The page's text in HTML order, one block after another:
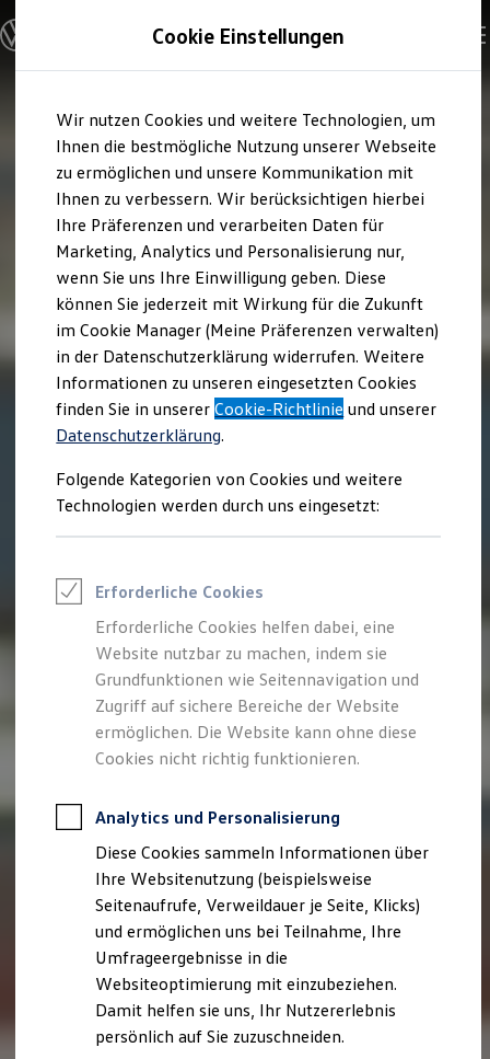
Hauptinhalt
springen
Footer
springen
Modelle und Konfigurator
Konfigurator
Modelle vergleichen
Elektroautos
ENERGY Sondermodelle
Nutzfahrzeuge
SUV und CUV
Familienautos
Kombis
Kompaktwagen
Sportwagen
Schnell verfügbare Fahrzeuge
Angebote und Produkte
Aktuelle Angebote
E-Auto-Förderung
Volkswagen Marktplatz
Die ENERGY Sondermodelle
Junge Gebrauchtwagen und Gebrauchtwagen
Volkswagen Zertifizierte Gebrauchtwagen
Elektromobilität bei Gebrauchtwagen
Saisonangebote
Reifenpakete
Leasing
Leasing-Angebote
Elektroauto Leasing
Kleinwagen-Leasing
Leasing ohne Anzahlung
Finanzierung
Autokredit mit Schlussrate
Versicherungen und Garantien
Kfz-Versicherung
Restschuldversicherungen
Garantien
Professional Class bei Volkswagen
Behörden
Direktkunden
Sonderfahrzeuge
Anpfiff zum Gewinn
Elektromobilität
Elektroautos
ID. Tutorials
Elektrofahrzeugkonzepte
ID. EVERY1
Reichweite
Cookie Einstellungen
Wir nutzen Cookies und weitere Technologien, um
Ihnen die bestmögliche Nutzung unserer Webseite
zu ermöglichen und unsere Kommunikation mit
Ihnen zu verbessern. Wir berücksichtigen hierbei
Ihre Präferenzen und verarbeiten Daten für
Marketing, Analytics und Personalisierung nur,
wenn Sie uns Ihre Einwilligung geben. Diese
können Sie jederzeit mit Wirkung für die Zukunft
im Cookie Manager (Meine Präferenzen verwalten)
in der Datenschutzerklärung widerrufen. Weitere
Informationen zu unseren eingesetzten Cookies
finden Sie in unsererCookie-Richtlinie und unserer
Datenschutzerklärung.
Folgende Kategorien von Cookies und weitere
Technologien werden durch uns eingesetzt:
Erforderliche Cookies
Erforderliche Cookies helfen dabei, eine
Website nutzbar zu machen, indem sie
Grundfunktionen wie Seitennavigation und
Zugriff auf sichere Bereiche der Website
ermöglichen. Die Website kann ohne diese
Cookies nicht richtig funktionieren.
Analytics und Personalisierung
Diese Cookies sammeln Informationen über
Ihre Websitenutzung (beispielsweise
Seitenaufrufe, Verweildauer je Seite, Klicks)
und ermöglichen uns bei Teilnahme, Ihre
Umfrageergebnisse in die
Websiteoptimierung mit einzubeziehen.
Damit helfen sie uns, Ihr Nutzererlebnis
persönlich auf Sie zuzuschneiden.